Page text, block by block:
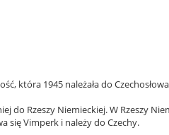
która 1945 należała do
do Rzeszy Niemieckiej. W Rzeszy
się Vimperk i należy do Czechy.